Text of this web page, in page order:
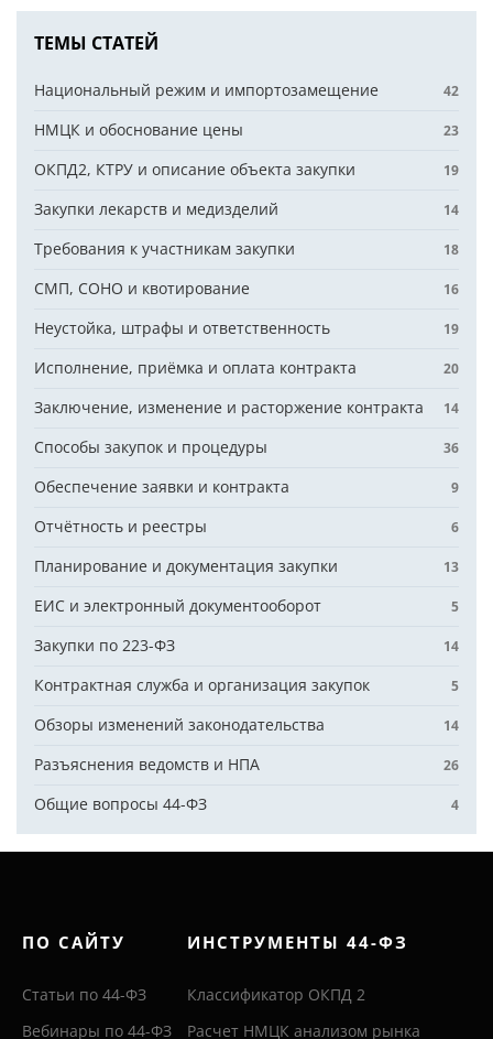
ТЕМЫ СТАТЕЙ
Национальный режим и импортозамещение 42
НМЦК и обоснование цены 23
ОКПД2, КТРУ и описание объекта закупки 19
Закупки лекарств и медизделий 14
Требования к участникам закупки 18
СМП, СОНО и квотирование 16
Неустойка, штрафы и ответственность 19
Исполнение, приёмка и оплата контракта 20
Заключение, изменение и расторжение контракта 14
Способы закупок и процедуры 36
Обеспечение заявки и контракта 9
Отчётность и реестры 6
Планирование и документация закупки 13
ЕИС и электронный документооборот 5
Закупки по 223-ФЗ 14
Контрактная служба и организация закупок 5
Обзоры изменений законодательства 14
Разъяснения ведомств и НПА 26
Общие вопросы 44-ФЗ 4
ПО САЙТУ
Статьи по 44-ФЗ
Вебинары по 44-ФЗ
ИНСТРУМЕНТЫ 44-ФЗ
Классификатор ОКПД 2
Расчет НМЦК анализом рынка